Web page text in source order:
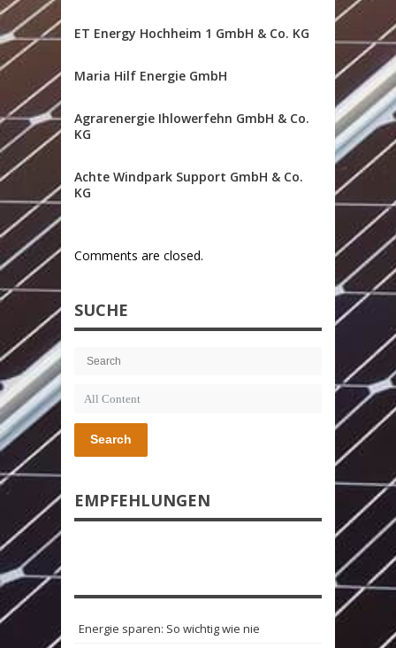
ET Energy Hochheim 1 GmbH & Co. KG
Maria Hilf Energie GmbH
Agrarenergie Ihlowerfehn GmbH & Co.
KG
Achte Windpark Support GmbH & Co.
KG
Comments are closed.
SUCHE
Search
EMPFEHLUNGEN
Energie sparen: So wichtig wie nie